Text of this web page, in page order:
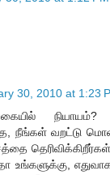
30, 2010 at 1:23
நியாயம்?
நீங்கள் வறட்டு
உங்களுக்கு, எதுவாக